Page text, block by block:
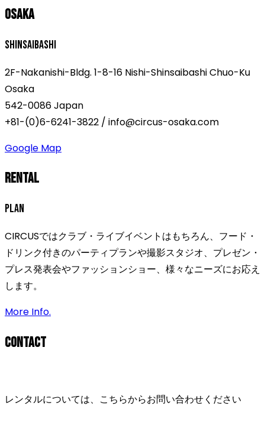
OSAKA
SHINSAIBASHI
2F-Nakanishi-Bldg. 1-8-16 Nishi-Shinsaibashi Chuo-Ku
Osaka
542-0086 Japan
+81-(0)6-6241-3822 / info@circus-osaka.com
Google Map
Rental
Plan
CIRCUSではクラブ・ライブイベントはもちろん、フード・
ドリンク付きのパーティプランや撮影スタジオ、プレゼン・
プレス発表会やファッションショー、様々なニーズにお応え
します。
More Info.
Contact
レンタルについては、こちらからお問い合わせください